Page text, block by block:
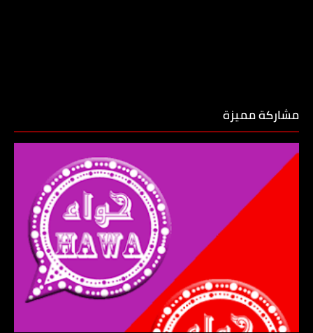
مشاركة مميزة